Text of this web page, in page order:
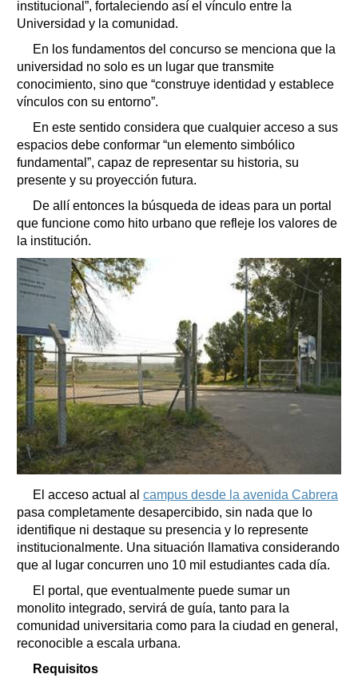
institucional”, fortaleciendo así el vínculo entre la
Universidad y la comunidad.
En los fundamentos del concurso se menciona que la
universidad no solo es un lugar que transmite
conocimiento, sino que “construye identidad y establece
vínculos con su entorno”.
En este sentido considera que cualquier acceso a sus
espacios debe conformar “un elemento simbólico
fundamental”, capaz de representar su historia, su
presente y su proyección futura.
De allí entonces la búsqueda de ideas para un portal
que funcione como hito urbano que refleje los valores de
la institución.
El acceso actual al campus desde la avenida Cabrera
pasa completamente desapercibido, sin nada que lo
identifique ni destaque su presencia y lo represente
institucionalmente. Una situación llamativa considerando
que al lugar concurren uno 10 mil estudiantes cada día.
El portal, que eventualmente puede sumar un
monolito integrado, servirá de guía, tanto para la
comunidad universitaria como para la ciudad en general,
reconocible a escala urbana.
Requisitos